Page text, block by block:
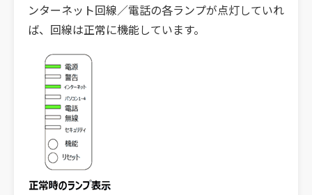
ンターネット回線／電話の各ランプが点灯していれ
ば、回線は正常に機能しています。